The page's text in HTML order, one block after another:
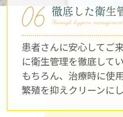
06 徹底した衛生
Thorough hygiene management
患者さんに安心してご
に衛生管理を徹底して
もちろん、治療時に使
繁殖を抑えクリーンにし